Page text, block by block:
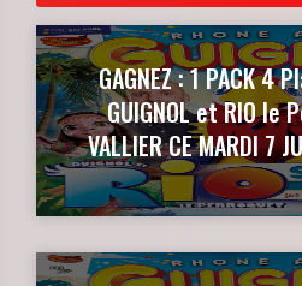
GAGNEZ : 1 PACK 4
GUIGNOL et RIO le
VALLIER CE MARDI 7